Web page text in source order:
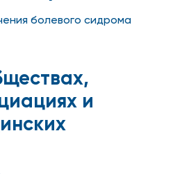
болевого сидрома
и